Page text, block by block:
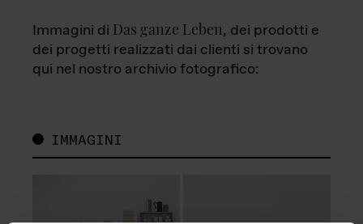
Immagini di Das ganze Leben, dei prodotti e
dei progetti realizzati dai clienti si trovano
qui nel nostro archivio fotografico:
IMMAGINI